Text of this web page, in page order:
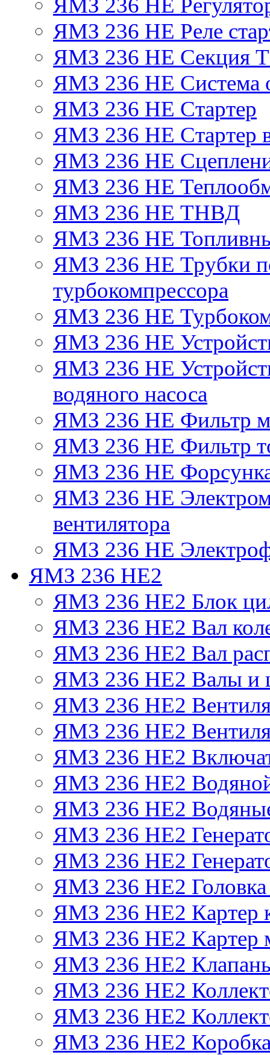
ЯМЗ 236 НЕ
ЯМЗ 236 НЕ Реле
ЯМЗ 236 НЕ Секция
ЯМЗ 236 НЕ Система
ЯМЗ 236 НЕ Стартер
ЯМЗ 236 НЕ Стартер
ЯМЗ 236 НЕ
ЯМЗ 236 НЕ
ЯМЗ 236 НЕ ТНВД
ЯМЗ 236 НЕ
ЯМЗ 236 НЕ Трубки
турбокомпрессора
ЯМЗ 236 НЕ
ЯМЗ 236 НЕ
ЯМЗ 236 НЕ
водяного насоса
ЯМЗ 236 НЕ Фильтр
ЯМЗ 236 НЕ Фильтр
ЯМЗ 236 НЕ
ЯМЗ 236 НЕ
вентилятора
ЯМЗ 236 НЕ
ЯМЗ 236 НЕ2
ЯМЗ 236 НЕ2 Блок
ЯМЗ 236 НЕ2 Вал
ЯМЗ 236 НЕ2 Вал
ЯМЗ 236 НЕ2 Валы и
ЯМЗ 236 НЕ2
ЯМЗ 236 НЕ2
ЯМЗ 236 НЕ2
ЯМЗ 236 НЕ2
ЯМЗ 236 НЕ2
ЯМЗ 236 НЕ2
ЯМЗ 236 НЕ2
ЯМЗ 236 НЕ2 Головка
ЯМЗ 236 НЕ2 Картер
ЯМЗ 236 НЕ2 Картер
ЯМЗ 236 НЕ2 Клапаны
ЯМЗ 236 НЕ2
ЯМЗ 236 НЕ2
ЯМЗ 236 НЕ2 Коробка